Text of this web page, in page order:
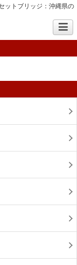
ットブリッジ：沖縄県の